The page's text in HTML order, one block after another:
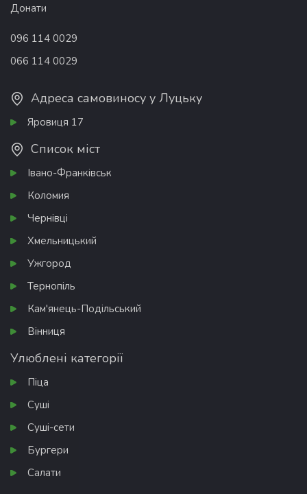
Донати
096 114 0029
066 114 0029
Адреса самовиносу у Луцьку
Яровиця 17
Список міст
Івано-Франківськ
Коломия
Чернівці
Хмельницький
Ужгород
Тернопіль
Кам'янець-Подільський
Вінниця
Улюблені категорії
Піца
Суші
Суші-сети
Бургери
Салати